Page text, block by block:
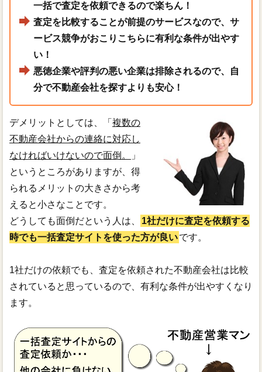
一括で査定を依頼できるので楽ちん！
査定を比較することが前提のサービスなので、サ
ービス競争がおこりこちらに有利な条件が出やす
い！
悪徳企業や評判の悪い企業は排除されるので、自
分で不動産会社を探すよりも安心！
デメリットとしては、「 複数の
不動産会社からの連絡に対応し
なければいけないので面倒。
」
というところがありますが、得
られるメリットの大きさから考
えると小さなことです。
どうしても面倒だという人は、
1社だけに査定を依頼する
時でも一括査定サイトを使った方が良いです。
1社だけの依頼でも、査定を依頼された不動産会社は比較
されていると思っているので、有利な条件が出やすくなり
ます。